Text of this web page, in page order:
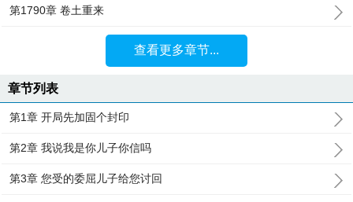
第1790章 卷土重来
查看更多章节...
章节列表
第1章 开局先加固个封印
第2章 我说我是你儿子你信吗
第3章 您受的委屈儿子给您讨回